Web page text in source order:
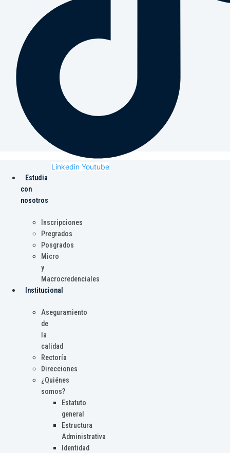
Linkedin Youtube
Estudia
con
nosotros
Inscripciones
Pregrados
Posgrados
Micro
y
Macrocredenciales
Institucional
Aseguramiento
de
la
calidad
Rectoría
Direcciones
¿Quiénes
somos?
Estatuto
general
Estructura
Administrativa
Identidad